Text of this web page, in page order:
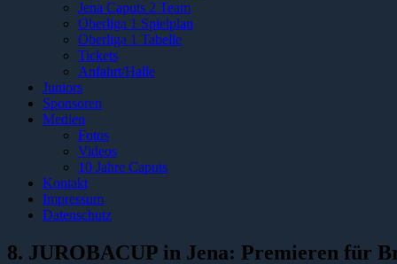
Jena Caputs 2 Team
Oberliga 1 Spielplan
Oberliga 1 Tabelle
Tickets
Anfahrt/Halle
Juniors
Sponsoren
Medien
Fotos
Videos
10 Jahre Caputs
Kontakt
Impressum
Datenschutz
8. JUROBACUP in Jena: Premieren für